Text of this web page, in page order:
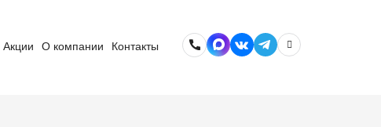
Акции О компании Контакты